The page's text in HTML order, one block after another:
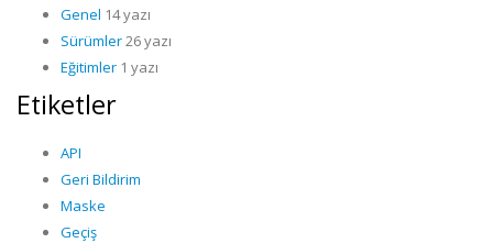
Genel 14 yazı
Sürümler26 yazı
Eğitimler 1 yazı
Etiketler
API
Geri Bildirim
Maske
Geçiş